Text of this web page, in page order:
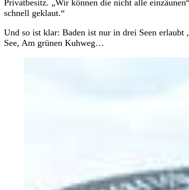
Privatbesitz. „Wir können die nicht alle
schnell geklaut.“
Und so ist klar: Baden ist nur in drei Seen
See, Am grünen Kuhweg…